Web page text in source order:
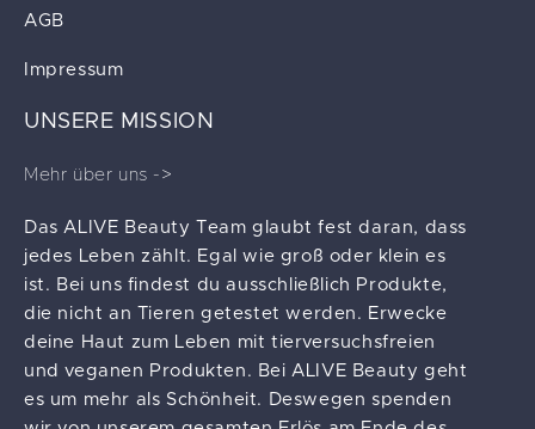
AGB
Impressum
UNSERE MISSION
Mehr über uns ->
Das ALIVE Beauty Team glaubt fest daran, dass
jedes Leben zählt. Egal wie groß oder klein es
ist. Bei uns findest du ausschließlich Produkte,
die nicht an Tieren getestet werden. Erwecke
deine Haut zum Leben mit tierversuchsfreien
und veganen Produkten. Bei ALIVE Beauty geht
es um mehr als Schönheit. Deswegen spenden